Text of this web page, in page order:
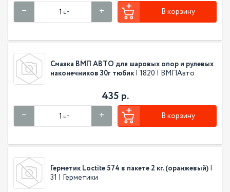
шт В корзину
Смазка ВМП АВТО для шаровых опор и рулевых
наконечников 30г тюбик | 1820 | ВМПАвто
435 р.
шт В корзину
Герметик Loctite 574 в пакете 2 кг. (оранжевый) |
31 | Герметики